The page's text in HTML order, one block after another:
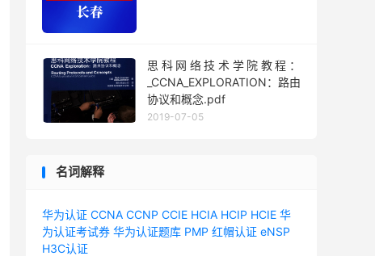
思科网络技术学院教程：
_CCNA_EXPLORATION：路由
协议和概念.pdf
2019-07-05
名词解释
华为认证 CCNA CCNP CCIE HCIA HCIP HCIE 华
为认证考试券 华为认证题库 PMP 红帽认证 eNSP
H3C认证